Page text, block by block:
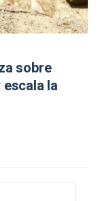
sobre
la